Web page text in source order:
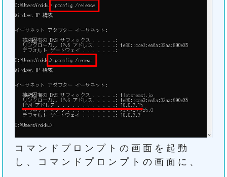
コマンドプロンプトの画面を起動
し、コマンドプロンプトの画面に、